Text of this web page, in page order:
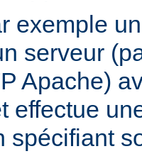
exemple
serveur
Apache)
effectue
spécifiant